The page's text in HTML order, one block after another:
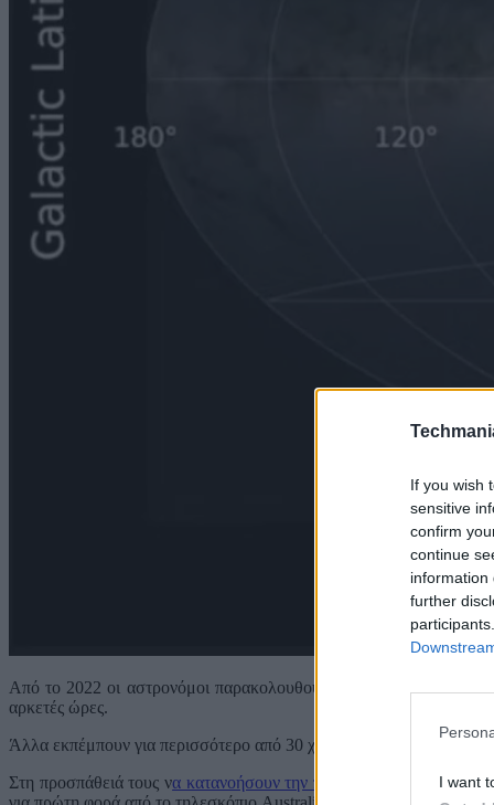
If you wish
sensitive
confirm
continue
information
further
I want
Από το 2022 οι αστρονόμοι παρακολουθούν από κοντά
αρκετές ώρες.
Άλλα εκπέμπουν για περισσότερο από 30 χρόνια, ενώ άλλα τέτοια
Στη προσπάθειά τους να κατανοήσουν την προέλευση αυτών των